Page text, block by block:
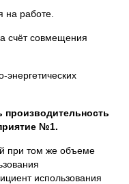
работе.
счёт совмещения
№1.
при том же объеме
использования